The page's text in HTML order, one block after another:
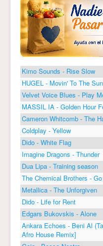
Kimo Sounds - Rise Slow
HUGEL - Movin' To The Sun
Velvet Voice Blues - Play
MASSIL IA - Golden Hour
Cameron Whitcomb - The
Coldplay - Yellow
Dido - White Flag
Imagine Dragons - Thunder
Dua Lipa - Training season
The Chemical Brothers - Go
Metallica - The Unforgiven
Dido - Life for Rent
Edgars Bukovskis - Alone
Ankara Echoes - Beni Al
Afro House Remix]